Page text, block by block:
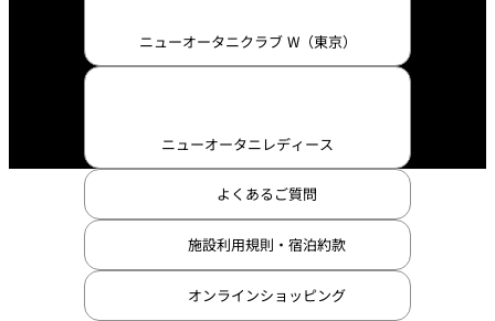
ニューオータニクラブ W（東京）
ニューオータニレディース
よくあるご質問
施設利用規則・宿泊約款
オンラインショッピング